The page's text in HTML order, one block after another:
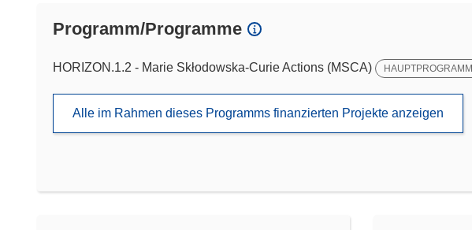
Programm/Programme
HORIZON.1.2 - Marie Skłodowska-Curie Actions (MSCA) HAUPTPROGRAMM
Alle im Rahmen dieses Programms finanzierten Projekte anzeigen